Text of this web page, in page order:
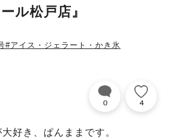
ル松戸店』
#アイス・ジェラート・かき氷
0 4
好き、ぱんままです。